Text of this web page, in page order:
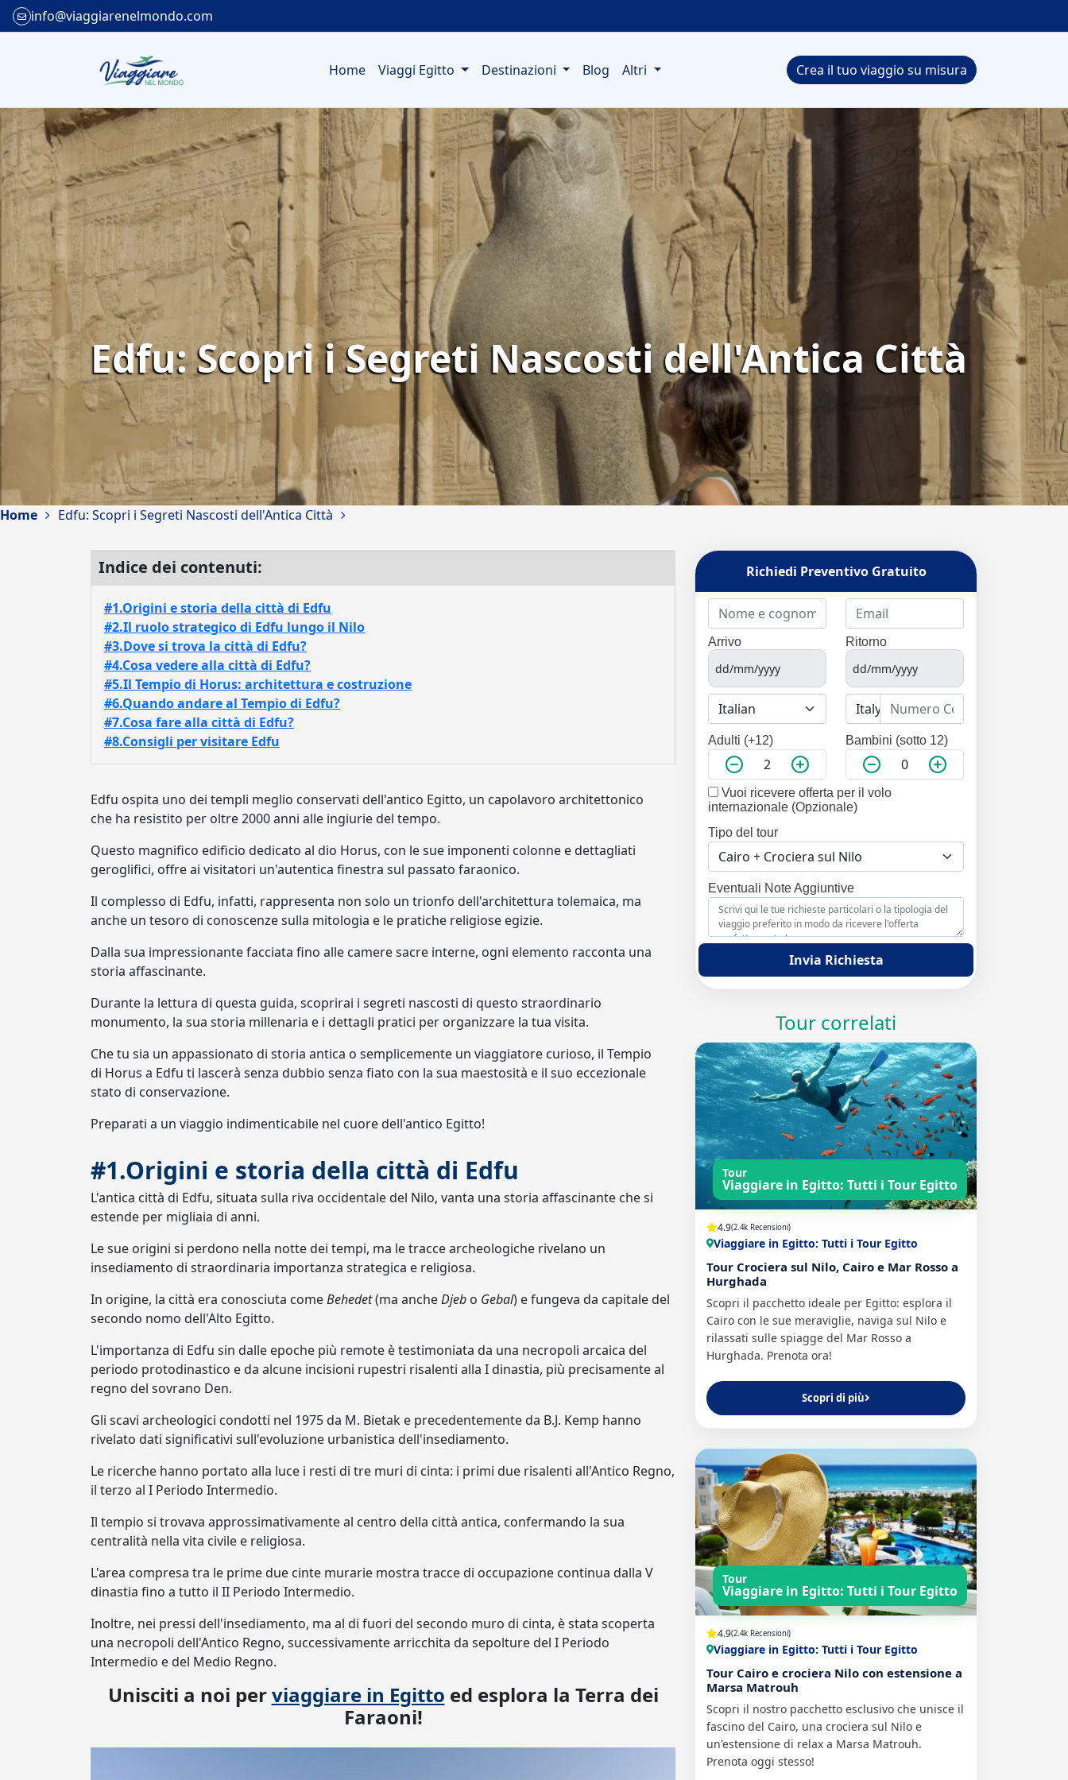
info@viaggiarenelmondo.com
Crea il tuo viaggio su misura
Home Viaggi Egitto Destinazioni Blog Altri
Edfu: Scopri i Segreti Nascosti dell'Antica Città
Home Edfu: Scopri i Segreti Nascosti dell'Antica Città
Indice dei contenuti:
#1.Origini e storia della città di Edfu
#2.Il ruolo strategico di Edfu lungo il Nilo
#3.Dove si trova la città di Edfu?
#4.Cosa vedere alla città di Edfu?
#5.Il Tempio di Horus: architettura e costruzione
#6.Quando andare al Tempio di Edfu?
#7.Cosa fare alla città di Edfu?
#8.Consigli per visitare Edfu
Edfu ospita uno dei templi meglio conservati dell'antico Egitto, un capolavoro architettonico
che ha resistito per oltre 2000 anni alle ingiurie del tempo.
Questo magnifico edificio dedicato al dio Horus, con le sue imponenti colonne e dettagliati
geroglifici, offre ai visitatori un'autentica finestra sul passato faraonico.
Il complesso di Edfu, infatti, rappresenta non solo un trionfo dell'architettura tolemaica, ma
anche un tesoro di conoscenze sulla mitologia e le pratiche religiose egizie.
Dalla sua impressionante facciata fino alle camere sacre interne, ogni elemento racconta una
storia affascinante.
Durante la lettura di questa guida, scoprirai i segreti nascosti di questo straordinario
monumento, la sua storia millenaria e i dettagli pratici per organizzare la tua visita.
Che tu sia un appassionato di storia antica o semplicemente un viaggiatore curioso, il Tempio
di Horus a Edfu ti lascerà senza dubbio senza fiato con la sua maestosità e il suo eccezionale
stato di conservazione.
Preparati a un viaggio indimenticabile nel cuore dell'antico Egitto!
#1.Origini e storia della città di Edfu
L'antica città di Edfu, situata sulla riva occidentale del Nilo, vanta una storia affascinante che si
estende per migliaia di anni.
Le sue origini si perdono nella notte dei tempi, ma le tracce archeologiche rivelano un
insediamento di straordinaria importanza strategica e religiosa.
In origine, la città era conosciuta comeBehedet(ma ancheDjeb o Gebal) e fungeva da capitale del
secondo nomo dell'Alto Egitto.
L'importanza di Edfu sin dalle epoche più remote è testimoniata da una necropoli arcaica del
periodo protodinastico e da alcune incisioni rupestri risalenti alla I dinastia, più precisamente al
regno del sovrano Den.
Gli scavi archeologici condotti nel 1975 da M. Bietak e precedentemente da B.J. Kemp hanno
rivelato dati significativi sull'evoluzione urbanistica dell'insediamento.
Le ricerche hanno portato alla luce i resti di tre muri di cinta: i primi due risalenti all'Antico Regno,
il terzo al I Periodo Intermedio.
Il tempio si trovava approssimativamente al centro della città antica, confermando la sua
centralità nella vita civile e religiosa.
L'area compresa tra le prime due cinte murarie mostra tracce di occupazione continua dalla V
dinastia fino a tutto il II Periodo Intermedio.
Inoltre, nei pressi dell'insediamento, ma al di fuori del secondo muro di cinta, è stata scoperta
una necropoli dell'Antico Regno, successivamente arricchita da sepolture del I Periodo
Intermedio e del Medio Regno.
Unisciti a noi perviaggiare in Egitto ed esplora la Terra dei
Faraoni!
Richiedi Preventivo Gratuito
Arrivo Ritorno
Adulti (+12) Bambini (sotto 12)
Vuoi ricevere offerta per il volo
internazionale (Opzionale)
Tipo del tour
Eventuali Note Aggiuntive
Invia Richiesta
Tour correlati
Tour
Viaggiare in Egitto: Tutti i Tour Egitto
4.9(2.4k Recensioni)
Viaggiare in Egitto: Tutti i Tour Egitto
Tour Crociera sul Nilo, Cairo e Mar Rosso a
Hurghada
Scopri il pacchetto ideale per Egitto: esplora il
Cairo con le sue meraviglie, naviga sul Nilo e
rilassati sulle spiagge del Mar Rosso a
Hurghada. Prenota ora!
Scopri di più
Tour
Viaggiare in Egitto: Tutti i Tour Egitto
4.9(2.4k Recensioni)
Viaggiare in Egitto: Tutti i Tour Egitto
Tour Cairo e crociera Nilo con estensione a
Marsa Matrouh
Scopri il nostro pacchetto esclusivo che unisce il
fascino del Cairo, una crociera sul Nilo e
un'estensione di relax a Marsa Matrouh.
Prenota oggi stesso!